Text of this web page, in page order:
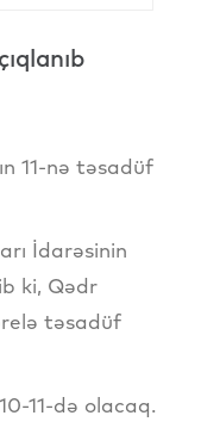
11-nə təsadüf
İdarəsinin
ki, Qədr
təsadüf
11-də olacaq.